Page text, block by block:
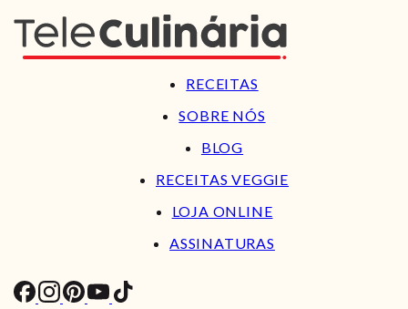
RECEITAS
SOBRE NÓS
BLOG
RECEITAS VEGGIE
LOJA ONLINE
ASSINATURAS